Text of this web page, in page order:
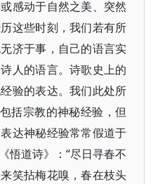
感动于自然之美、突然
这些时刻，我们若有所
济于事，自己的语言实
人的语言。诗歌史上的
验的表达。我们此处所
括宗教的神秘经验，但
达神秘经验常常假道于
悟道诗》：“尽日寻春不
笑拈梅花嗅，春在枝头